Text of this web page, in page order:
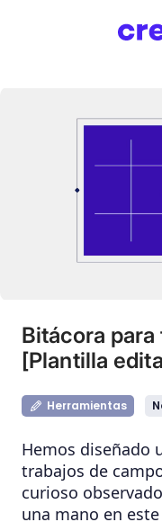
Bitácora
[Plantilla
Herramientas
Hemos diseñado
trabajos de
curioso
una mano en